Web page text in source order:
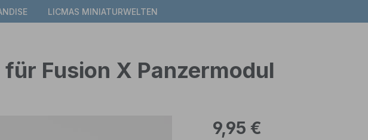
LICMAS MINIATURWELTEN
Fusion X Panzermodul
Regulärer Preis:
9,95 €